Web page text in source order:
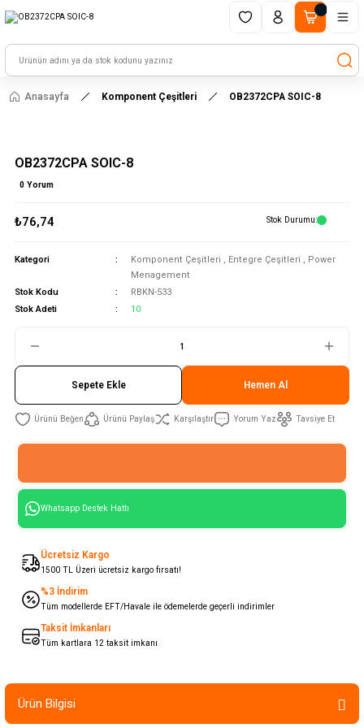
HAYAL ET - TASARLA - ÇALIŞTIR
Anasayfa Komponent Çeşitleri OB2372CPA SOIC-8
OB2372CPA SOIC-8
0 Yorum
₺76,74 Stok Durumu
Kategori Komponent Çeşitleri , Entegre Çeşitleri , Power
Menagement
Stok Kodu
RBKN-533
Stok Adeti
10
Sepete Ekle Hemen Al
Ürünü Paylaş Karşılaştır Yorum Yaz Tavsiye Et
Whatsapp Destek Hattı
Ücretsiz Kargo
1500 TL Üzeri ücretsiz kargo fırsatı!
%3 İndirim
Tüm modellerde EFT/Havale ile ödemelerde geçerli indirimler
Taksit İmkanları
Tüm kartlara 12 taksit imkanı
Ürün Bilgisi